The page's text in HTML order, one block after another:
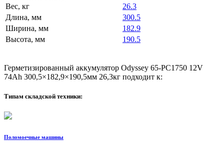
Вес, кг
26.3
Длина, мм
300.5
Ширина, мм
182.9
Высота, мм
190.5
Герметизированный аккумулятор Odyssey 65-PC1750 12V
74Ah 300,5×182,9×190,5мм 26,3кг подходит к:
Типам складской техники:
Поломоечные машины